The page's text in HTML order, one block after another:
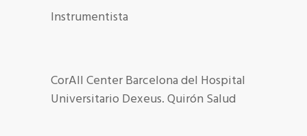
Instrumentista
CorAll Center Barcelona del Hospital
Universitario Dexeus. Quirón Salud